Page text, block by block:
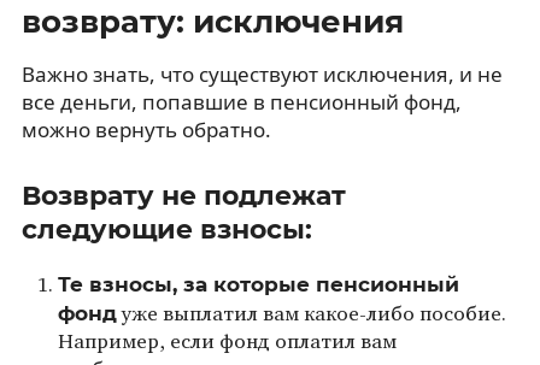
возврату: исключения
Важно знать, что существуют исключения, и не
все деньги, попавшие в пенсионный фонд,
можно вернуть обратно.
Возврату не подлежат
следующие взносы:
Те взносы, за которые пенсионный
фондуже выплатил вам какое-либо пособие.
Например, если фонд оплатил вам